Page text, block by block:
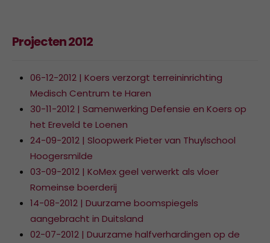
Projecten 2012
06-12-2012 | Koers verzorgt terreininrichting
Medisch Centrum te Haren
30-11-2012 | Samenwerking Defensie en Koers op
het Ereveld te Loenen
24-09-2012 | Sloopwerk Pieter van Thuylschool
Hoogersmilde
03-09-2012 | KoMex geel verwerkt als vloer
Romeinse boerderij
14-08-2012 | Duurzame boomspiegels
aangebracht in Duitsland
02-07-2012 | Duurzame halfverhardingen op de